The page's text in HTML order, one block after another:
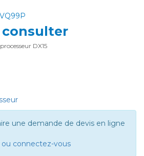
consulter
DX15
une demande de devis en ligne
ou connectez-vous